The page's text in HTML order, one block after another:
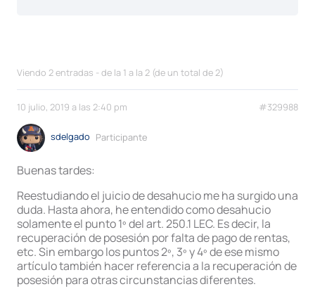
Viendo 2 entradas - de la 1 a la 2 (de un total de 2)
10 julio, 2019 a las 2:40 pm #329988
sdelgado Participante
Buenas tardes:
Reestudiando el juicio de desahucio me ha surgido una
duda. Hasta ahora, he entendido como desahucio
solamente el punto 1º del art. 250.1 LEC. Es decir, la
recuperación de posesión por falta de pago de rentas,
etc. Sin embargo los puntos 2º, 3º y 4º de ese mismo
artículo también hacer referencia a la recuperación de
posesión para otras circunstancias diferentes.